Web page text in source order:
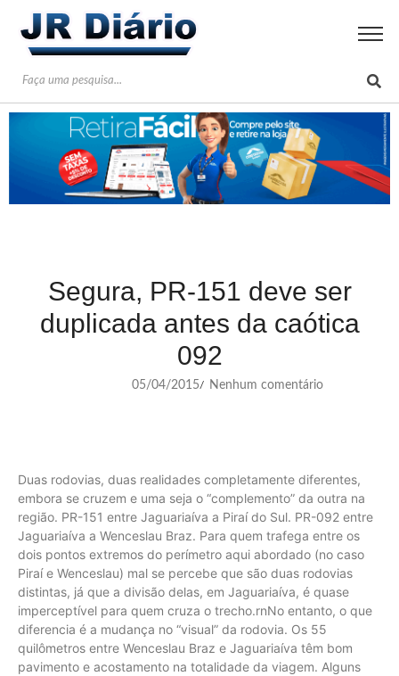
Segura, PR-151 deve ser
duplicada antes da caótica
092
05/04/2015/ Nenhum comentário
Duas rodovias, duas realidades completamente diferentes,
embora se cruzem e uma seja o “complemento” da outra na
região. PR-151 entre Jaguariaíva a Piraí do Sul. PR-092 entre
Jaguariaíva a Wenceslau Braz. Para quem trafega entre os
dois pontos extremos do perímetro aqui abordado (no caso
Piraí e Wenceslau) mal se percebe que são duas rodovias
distintas, já que a divisão delas, em Jaguariaíva, é quase
imperceptível para quem cruza o trecho.rnNo entanto, o que
diferencia é a mudança no “visual” da rodovia. Os 55
quilômetros entre Wenceslau Braz e Jaguariaíva têm bom
pavimento e acostamento na totalidade da viagem. Alguns